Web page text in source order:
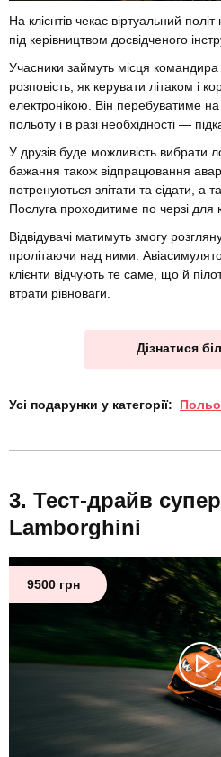
На клієнтів чекає віртуальний
під керівництвом досвідченого
Учасники займуть місця командира
розповість, як керувати літаком і
електронікою. Він перебуватиме
польоту і в разі необхідності —
У друзів буде можливість вибрати
бажання також відпрацювання
потренуються злітати та сідати, а
Послуга проходитиме по черзі для
Відвідувачі матимуть змогу
пролітаючи над ними.
клієнти відчують те саме, що й
втрати рівноваги.
Дізнатися
Усі подарунки у категорії:
Тест-драйв
Lamborghini
9500 грн